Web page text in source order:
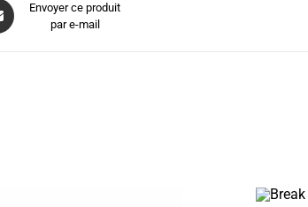
Envoyer ce produit
par e-mail